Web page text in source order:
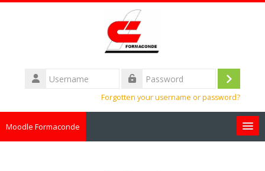
Username
Log
Forgotten your username or password?
Moodle Formaconde